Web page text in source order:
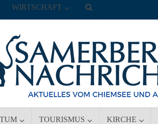
TOURISMUS KIRCHE
WIRTSCHAFT